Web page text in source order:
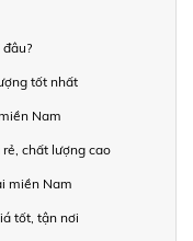
tốt nhất
Nam
chất lượng cao
miền Nam
tốt, tận nơi